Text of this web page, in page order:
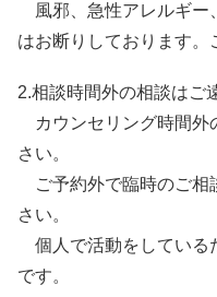
風邪、急性アレルギー
はお断りしております。
2.相談時間外の相談はご
カウンセリング時間外
さい。
ご予約外で臨時のご相
さい。
個人で活動をしている
です。